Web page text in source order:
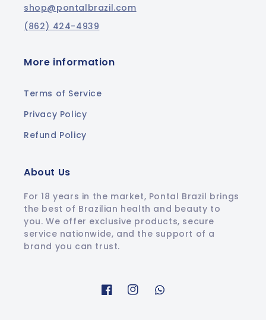
shop@pontalbrazil.com
(862) 424-4939
More information
Terms of Service
Privacy Policy
Refund Policy
About Us
For 18 years in the market, Pontal Brazil brings
the best of Brazilian health and beauty to
you. We offer exclusive products, secure
service nationwide, and the support of a
brand you can trust.
FacebookInstagramWhatsapp